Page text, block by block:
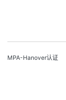
MPA-Hanover认证